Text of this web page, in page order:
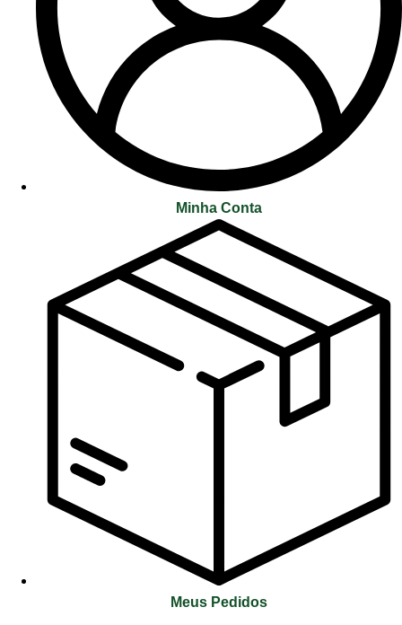
Minha Conta
Meus Pedidos